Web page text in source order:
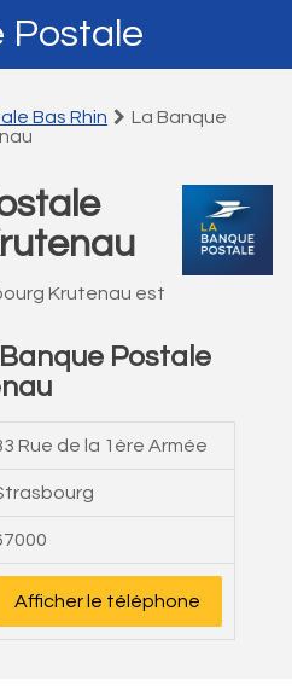
Postale
Bas Rhin
La Banque
Krutenau est
Postale
Rue de la 1ère Armée
Afficher le téléphone